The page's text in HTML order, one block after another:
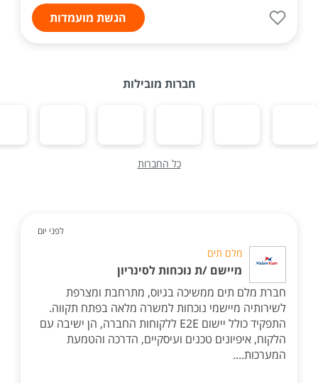
הגשת מועמדות
חברות מובילות
כל החברות
לפני יום
מלם תים
מיישם /ת נוכחות לסינריון
חברת מלם תים ממשיכה בגיוס, מתרחבת ומצרפת
לשירותיה מיישמי נוכחות למשרה מלאה בפתח תקווה.
התפקיד כולל יישום E2E ללקוחות החברה, הן ישיבה עם
הלקוח, איפיונים טכנים ועיסקיים, הדרכה והטמעת
המערכות....